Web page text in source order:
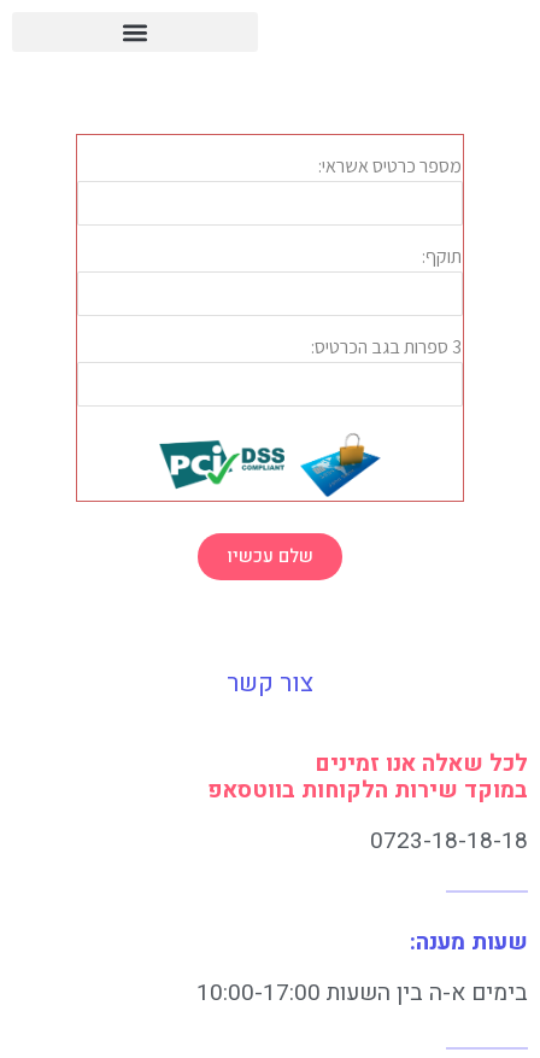
שלם עכשיו
צור קשר
לכל שאלה אנו זמינים
במוקד שירות הלקוחות בווטסאפ
0723-18-18-18
שעות מענה:
בימים א-ה בין השעות 10:00-17:00